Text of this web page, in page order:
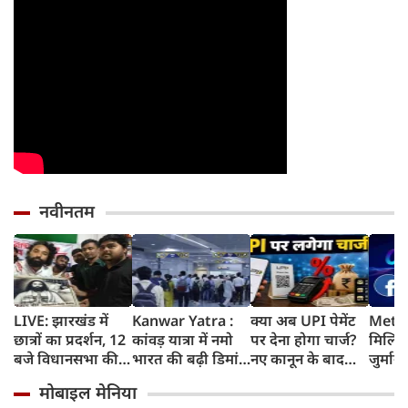
नवीनतम
LIVE: झारखंड में
छात्रों का प्रदर्शन, 12
बजे विधानसभा की
Kanwar Yatra :
कांवड़ यात्रा में नमो
भारत की बढ़ी डिमांड,
कई स्टेशनों पर 50%
क्या अब UPI पेमेंट
पर देना होगा चार्ज?
नए कानून के बाद
शुल्क और किसे नहीं
Meta
कोर्ट
मोबाइल मेनिया